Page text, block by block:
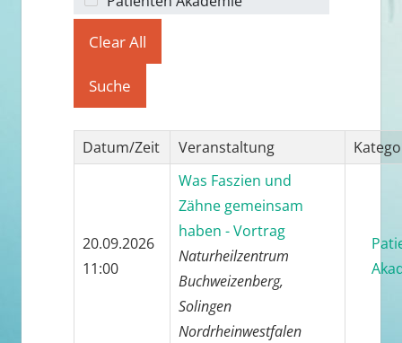
Clear All
Suche
Datum/Zeit Veranstaltung
20.09.2026
11:00
Was Faszien und
Zähne gemeinsam
haben - Vortrag
Naturheilzentrum
Buchweizenberg,
Solingen
Nordrheinwestfalen